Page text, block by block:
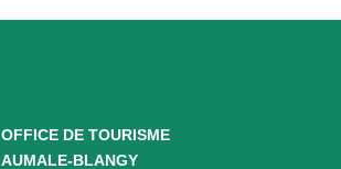
OFFICE DE TOURISME
AUMALE-BLANGY